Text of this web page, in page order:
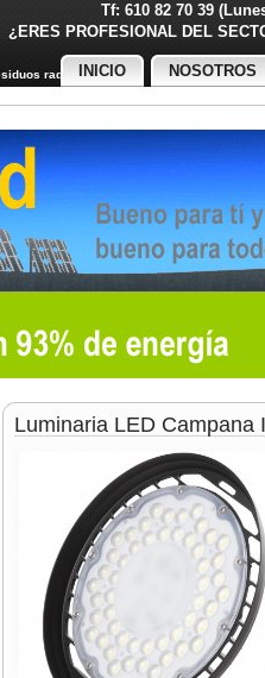
Tf: 610 82 70 39
¿ERES PROFESIONAL DEL
radiactivos
INICIO NOSOTROS
Luminaria LED Campana